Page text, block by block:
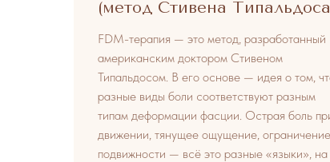
(метод Стивена
FDM-терапия — это метод, разработанный
американским доктором Стивеном
Типальдосом. В его основе — идея о том,
разные виды боли соответствуют разным
типам деформации фасции. Острая боль
движении, тянущее ощущение, ограничение
подвижности — всё это разные «языки», на